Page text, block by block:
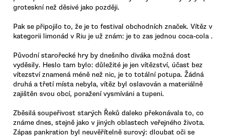
groteskní než děsivé jako později.
Pak se připojilo to, že je to festival obchodních značek. Vítěz v
kategorii limonád v Riu je už znám: je to zas jednou coca-cola .
Původní starořecké hry by dnešního diváka možná dost
vyděsily. Heslo tam bylo: důležité je jen vítězství, účast bez
vítezství znamená méně než nic, je to totální potupa. Žádná
druhá a třetí místa nebyla, vítěz byl oslavován a materiálně
zajištěn svou obcí, poražení vysmíváni a tupeni.
Zběsilá soupeřivost starých Řeků daleko překonávala to, co
známe dnes, stejně jako v jiných oblastech veřejného života.
Zápas pankration byl neuvěřítelně surový: dloubat oči se